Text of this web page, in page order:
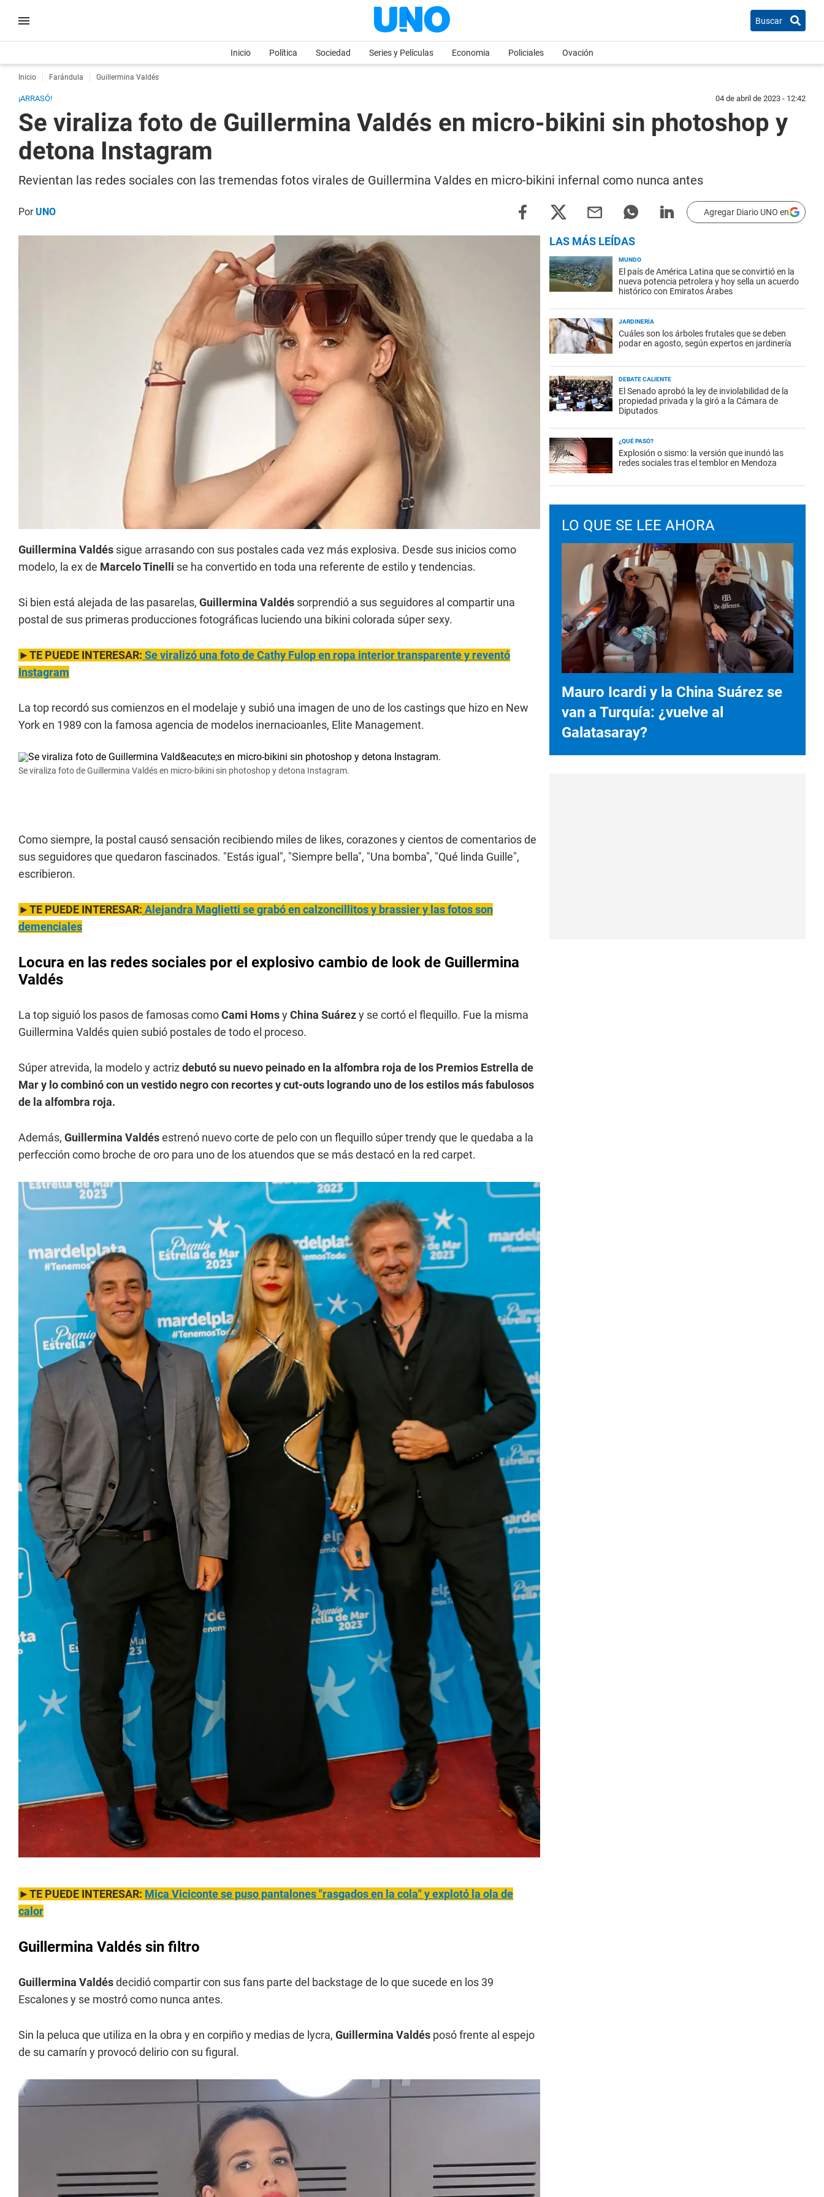
Buscar
Inicio Política Sociedad Series y Películas Economia Policiales Ovación
Inicio Farándula Guillermina Valdés
¡ARRASÓ! 04 de abril de 2023 - 12:42
Se viraliza foto de Guillermina Valdés en micro-bikini sin photoshop y
detona Instagram
Revientan las redes sociales con las tremendas fotos virales de Guillermina Valdes en micro-bikini infernal como nunca antes
PorUNO Agregar Diario UNO en
Guillermina Valdés sigue arrasando con sus postales cada vez más explosiva. Desde sus inicios como
modelo, la ex de Marcelo Tinelli se ha convertido en toda una referente de estilo y tendencias.
Si bien está alejada de las pasarelas, Guillermina Valdés sorprendió a sus seguidores al compartir una
postal de sus primeras producciones fotográficas luciendo una bikini colorada súper sexy.
►TE PUEDE INTERESAR: Se viralizó una foto de Cathy Fulop en ropa interior transparente y reventó
Instagram
La top recordó sus comienzos en el modelaje y subió una imagen de uno de los castings que hizo en New
York en 1989 con la famosa agencia de modelos inernacioanles, Elite Management.
Se viraliza foto de Guillermina Valdés en micro-bikini sin photoshop y detona Instagram.
Como siempre, la postal causó sensación recibiendo miles de likes, corazones y cientos de comentarios de
sus seguidores que quedaron fascinados. "Estás igual", "Siempre bella", "Una bomba", "Qué linda Guille",
escribieron.
►TE PUEDE INTERESAR: Alejandra Maglietti se grabó en calzoncillitos y brassier y las fotos son
demenciales
Locura en las redes sociales por el explosivo cambio de look de Guillermina
Valdés
La top siguió los pasos de famosas comoCami HomsyChina Suárezy se cortó el flequillo. Fue la misma
Guillermina Valdés quien subió postales de todo el proceso.
Súper atrevida, la modelo y actriz debutó su nuevo peinado en la alfombra roja de los Premios Estrella de
Mar y lo combinó con un vestido negro con recortes y cut-outs logrando uno de los estilos más fabulosos
de la alfombra roja.
Además, Guillermina Valdésestrenó nuevo corte de pelo con un flequillo súper trendy que le quedaba a la
perfección como broche de oro para uno de los atuendos que se más destacó en la red carpet.
►TE PUEDE INTERESAR: Mica Viciconte se puso pantalones "rasgados en la cola" y explotó la ola de
calor
Guillermina Valdés sin filtro
Guillermina Valdésdecidió compartir con sus fans parte del backstage de lo que sucede en los 39
Escalones y se mostró como nunca antes.
Sin la peluca que utiliza en la obra y en corpiño y medias de lycra, Guillermina Valdés posó frente al espejo
de su camarín y provocó delirio con su figural.
LAS MÁS LEÍDAS
MUNDO
El país de América Latina que se convirtió en la
nueva potencia petrolera y hoy sella un acuerdo
histórico con Emiratos Árabes
JARDINERÍA
Cuáles son los árboles frutales que se deben
podar en agosto, según expertos en jardinería
DEBATE CALIENTE
El Senado aprobó la ley de inviolabilidad de la
propiedad privada y la giró a la Cámara de
Diputados
¿QUÉ PASÓ?
Explosión o sismo: la versión que inundó las
redes sociales tras el temblor en Mendoza
LO QUE SE LEE AHORA
Mauro Icardi y la China Suárez se
van a Turquía: ¿vuelve al
Galatasaray?